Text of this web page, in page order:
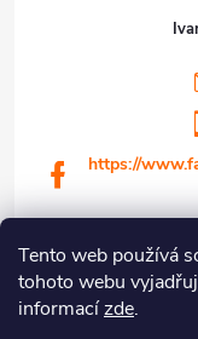
Tento web používá
tohoto webu
informacízde.
https://